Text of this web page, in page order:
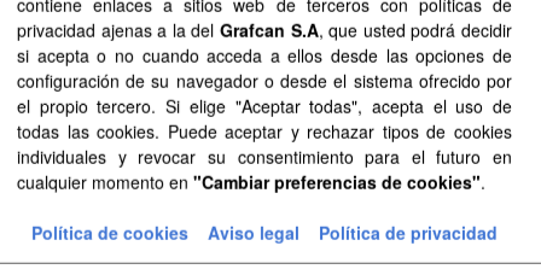
Consejería de Agricultura, Ganadería, Pesca y Soberanía
Alimentaria del Gobierno de Canarias
privacidad ajenas a la del Grafcan S.A, que usted podrá decidir
si acepta o no cuando acceda a ellos desde las opciones de
configuración de su navegador o desde el sistema ofrecido por
el propio tercero. Si elige "Aceptar todas", acepta el uso de
todas las cookies. Puede aceptar y rechazar tipos de cookies
individuales y revocar su consentimiento para el futuro en
cualquier momento en "Cambiar preferencias de cookies".
Política de cookies Aviso legal Política de privacidad